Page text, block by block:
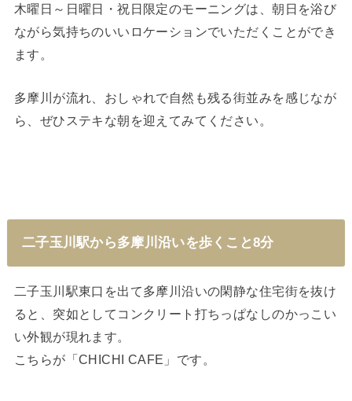
木曜日～日曜日・祝日限定のモーニングは、朝日を浴び
ながら気持ちのいいロケーションでいただくことができ
ます。
多摩川が流れ、おしゃれで自然も残る街並みを感じなが
ら、ぜひステキな朝を迎えてみてください。
二子玉川駅から多摩川沿いを歩くこと8分
二子玉川駅東口を出て多摩川沿いの閑静な住宅街を抜け
ると、突如としてコンクリート打ちっぱなしのかっこい
い外観が現れます。
こちらが「CHICHI CAFE」です。